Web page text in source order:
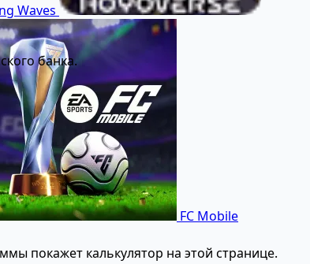
Waves
FC Mobile
банка.
покажет калькулятор на этой странице.